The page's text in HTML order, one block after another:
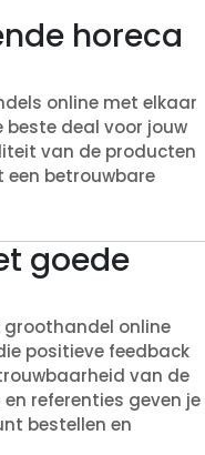
horeca
online met elkaar
beste deal voor jouw
van de producten
een betrouwbare
goede
groothandel online
positieve feedback
van de
referenties geven je
bestellen en